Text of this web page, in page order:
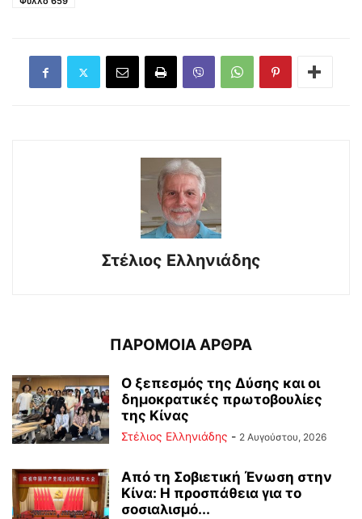
Στέλιος Ελληνιάδης
ΠΑΡΟΜΟΙΑ ΑΡΘΡΑ
Ο ξεπεσμός της Δύσης και οι
δημοκρατικές πρωτοβουλίες
της Κίνας
Στέλιος Ελληνιάδης - 2 Αυγούστου, 2026
Από τη Σοβιετική Ένωση στην
Κίνα: Η προσπάθεια για το
σοσιαλισμό...